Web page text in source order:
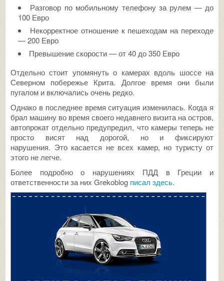
Разговор по мобильному телефону за рулем — до
100 Евро
Некорректное отношение к пешеходам на переходе
— 200 Евро
Превышение скорости — от 40 до 350 Евро
Отдельно стоит упомянуть о камерах вдоль шоссе на
Северном побережье Крита. Долгое время они были
пугалом и включались очень редко.
Однако в последнее время ситуация изменилась. Когда я
брал машину во время своего недавнего визита на остров,
автопрокат отдельно предупредил, что камеры теперь не
просто висят над дорогой, но и фиксируют
нарушения. Это касается не всех камер, но туристу от
этого не легче.
Более подробно о нарушениях ПДД в Греции и
ответственности за них Grekoblog писал здесь.